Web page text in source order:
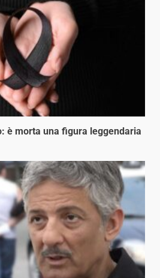
è morta una figura leggendaria